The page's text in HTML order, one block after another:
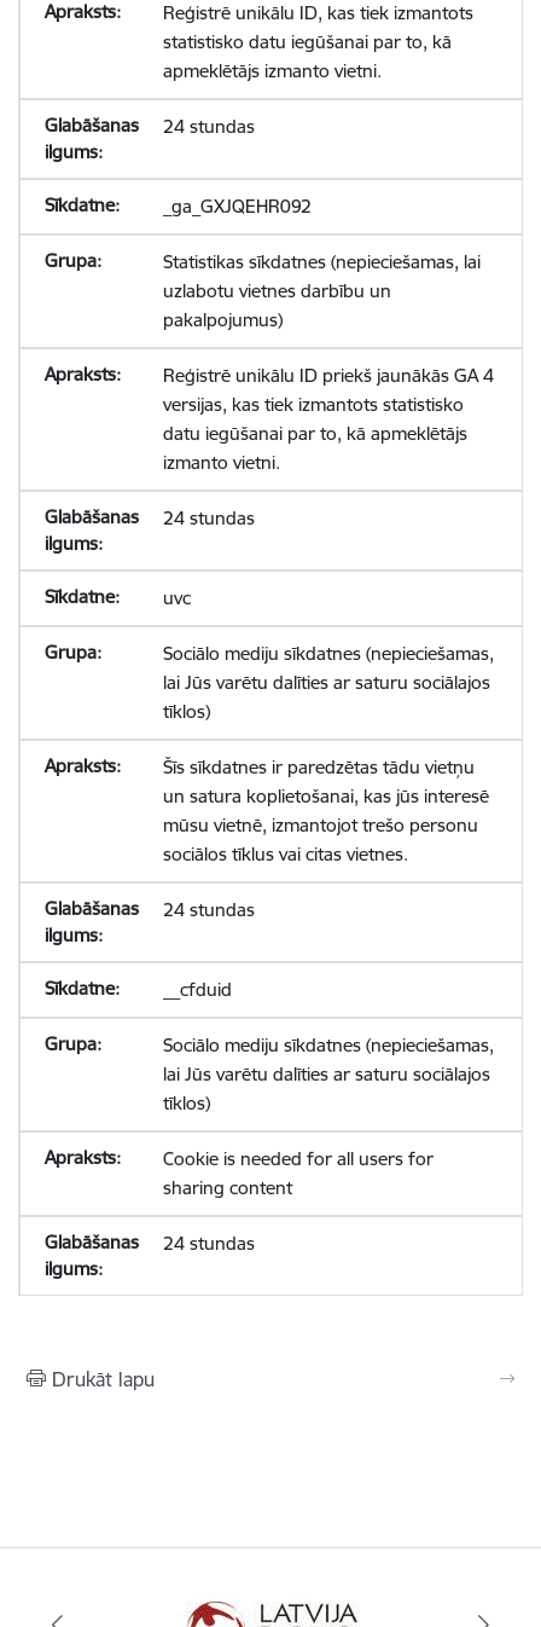
Reģistrē unikālu ID, kas tiek izmantots
statistisko datu iegūšanai par to, kā
apmeklētājs izmanto vietni.
24 stundas
_ga_GXJQEHR092
Statistikas sīkdatnes (nepieciešamas, lai
uzlabotu vietnes darbību un
pakalpojumus)
Reģistrē unikālu ID priekš jaunākās GA 4
versijas, kas tiek izmantots statistisko
datu iegūšanai par to, kā apmeklētājs
izmanto vietni.
24 stundas
uvc
Sociālo mediju sīkdatnes (nepieciešamas,
lai Jūs varētu dalīties ar saturu sociālajos
tīklos)
Šīs sīkdatnes ir paredzētas tādu vietņu
un satura koplietošanai, kas jūs interesē
mūsu vietnē, izmantojot trešo personu
sociālos tīklus vai citas vietnes.
24 stundas
__cfduid
Sociālo mediju sīkdatnes (nepieciešamas,
lai Jūs varētu dalīties ar saturu sociālajos
tīklos)
Cookie is needed for all users for
sharing content
24 stundas
Drukāt lapu